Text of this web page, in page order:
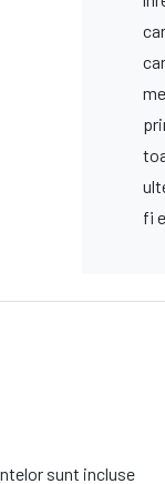
fi
sunt incluse